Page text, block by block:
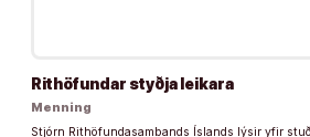
Rithöfundar styðja leikara
Menning
Stjórn Rithöfundasambands Íslands lýsir yfir